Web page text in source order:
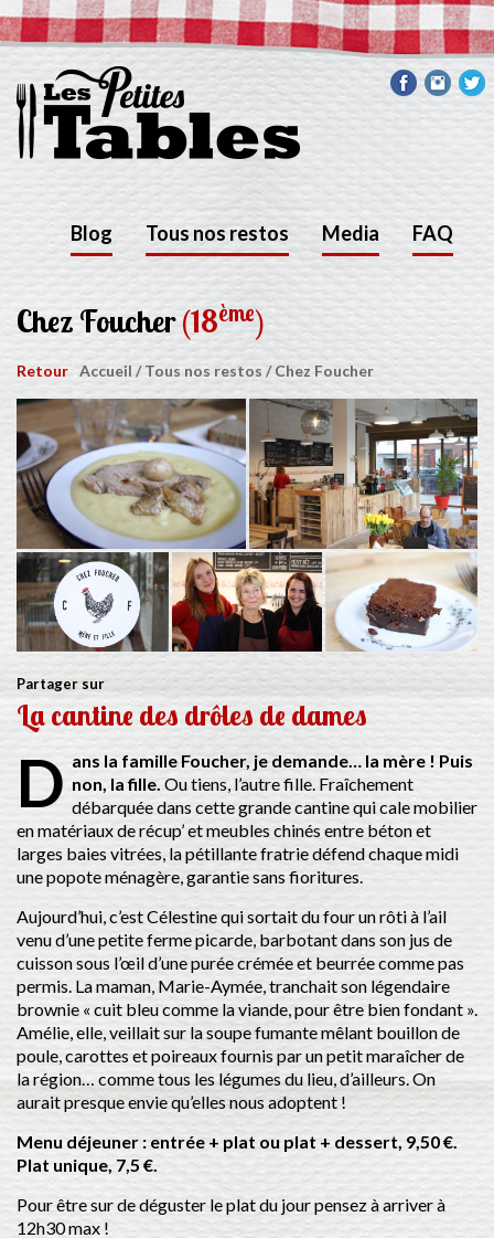
Blog Tous nos restos Media FAQ
Chez Foucher(18ème)
Retour Accueil /Tous nos restos /Chez Foucher
Partager sur
La cantine des drôles de dames
D ans la famille Foucher, je demande… la mère ! Puis
non, la fille. Ou tiens, l’autre fille. Fraîchement
débarquée dans cette grande cantine qui cale mobilier
en matériaux de récup’ et meubles chinés entre béton et
larges baies vitrées, la pétillante fratrie défend chaque midi
une popote ménagère, garantie sans fioritures.
Aujourd’hui, c’est Célestine qui sortait du four un rôti à l’ail
venu d’une petite ferme picarde, barbotant dans son jus de
cuisson sous l’œil d’une purée crémée et beurrée comme pas
permis. La maman, Marie-Aymée, tranchait son légendaire
brownie « cuit bleu comme la viande, pour être bien fondant ».
Amélie, elle, veillait sur la soupe fumante mêlant bouillon de
poule, carottes et poireaux fournis par un petit maraîcher de
la région… comme tous les légumes du lieu, d’ailleurs. On
aurait presque envie qu’elles nous adoptent !
Menu déjeuner : entrée + plat ou plat + dessert, 9,50 €.
Plat unique, 7,5 €.
Pour être sur de déguster le plat du jour pensez à arriver à
12h30 max !